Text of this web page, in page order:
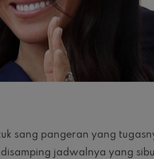
sang pangeran yang
jadwalnya yang